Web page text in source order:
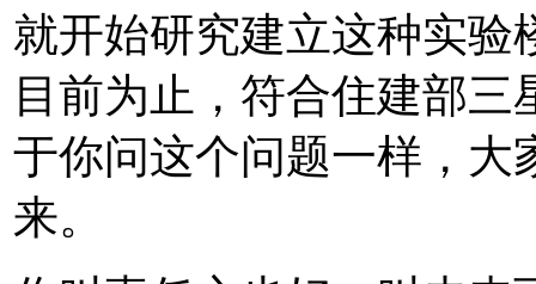
就开始研究建立这种实验
目前为止，符合住建部
于你问这个问题一样，大
来。